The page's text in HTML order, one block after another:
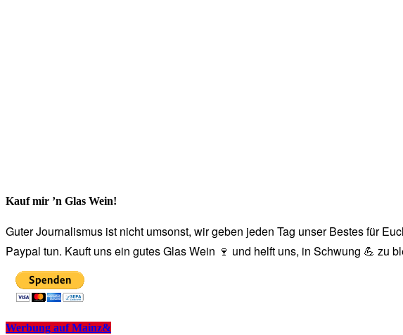
Kauf mir ’n Glas Wein!
Guter Journalismus ist nicht umsonst, wir geben jeden Tag unser Bestes für
Paypal tun. Kauft uns ein gutes Glas Wein 🍷 und helft uns, in Schwung 💪 zu
Werbung auf Mainz&